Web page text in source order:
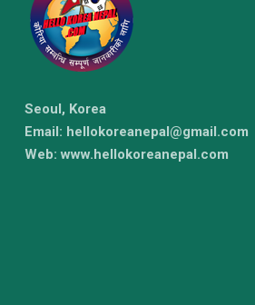
Seoul, Korea
Email: hellokoreanepal@gmail.com
Web: www.hellokoreanepal.com